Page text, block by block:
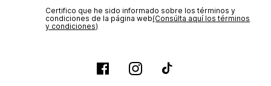
Certifico que he sido informado sobre los términos y
condiciones de la página web‎(Consúlta aquí los términos
y condiciones)